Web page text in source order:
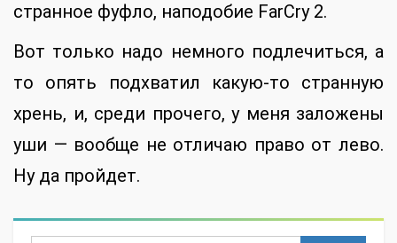
странное фуфло, наподобие FarCry 2.
Вот только надо немного подлечиться, а
то опять подхватил какую-то странную
хрень, и, среди прочего, у меня заложены
уши — вообще не отличаю право от лево.
Ну да пройдет.